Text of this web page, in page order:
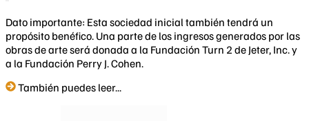
Dato importante: Esta sociedad inicial también tendrá un
propósito benéfico. Una parte de los ingresos generados por las
obras de arte será donada a la Fundación Turn 2 de Jeter, Inc. y
a la Fundación Perry J. Cohen.
También puedes leer...